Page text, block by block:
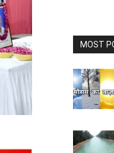
MOST